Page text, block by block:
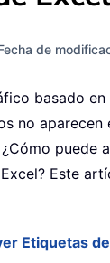
de
basado
no
puede
Este
Etiquetas